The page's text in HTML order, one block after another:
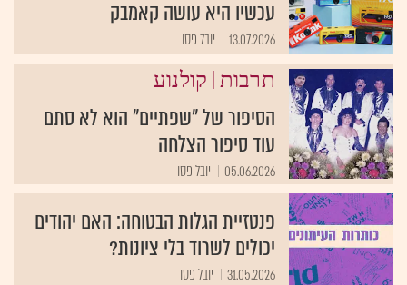
עכשיו היא עושה קאמבק
13.07.2026 יובל פסו
תרבות | קולנוע
הסיפור של "שפתיים" הוא לא סתם
עוד סיפור הצלחה
05.06.2026 יובל פסו
פנטזיית הגלות הבטוחה: האם יהודים
יכולים לשרוד בלי ציונות?
31.05.2026 יובל פסו